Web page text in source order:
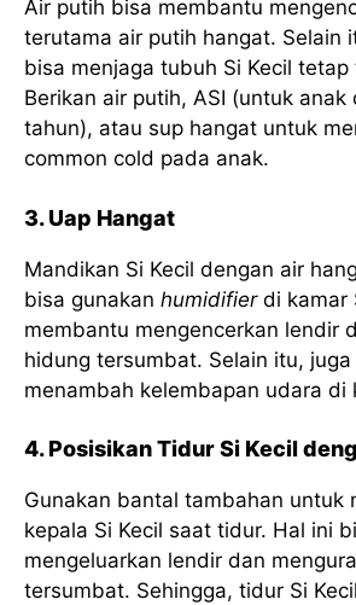
Air putih bisa membantu
terutama air putih hangat. Selain
bisa menjaga tubuh Si Kecil tetap
Berikan air putih, ASI (untuk anak
tahun), atau sup hangat untuk
common cold pada anak.
3. Uap Hangat
Mandikan Si Kecil dengan air
bisa gunakan humidifierdi kamar
membantu mengencerkan lendir
hidung tersumbat. Selain itu,
menambah kelembapan udara di
4. Posisikan Tidur Si Kecil
Gunakan bantal tambahan untuk
kepala Si Kecil saat tidur. Hal ini
mengeluarkan lendir dan
tersumbat. Sehingga, tidur Si